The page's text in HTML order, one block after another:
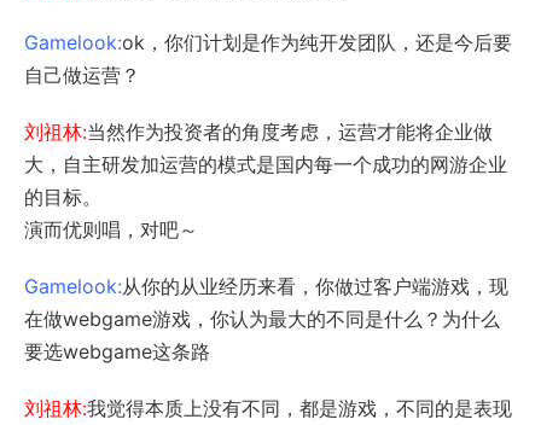
Gamelook:ok，你们计划是作为纯开发团队，还是今后要
自己做运营？
刘祖林:当然作为投资者的角度考虑，运营才能将企业做
大，自主研发加运营的模式是国内每一个成功的网游企业
的目标。
演而优则唱，对吧～
Gamelook:从你的从业经历来看，你做过客户端游戏，现
在做webgame游戏，你认为最大的不同是什么？为什么
要选webgame这条路
刘祖林:我觉得本质上没有不同，都是游戏，不同的是表现